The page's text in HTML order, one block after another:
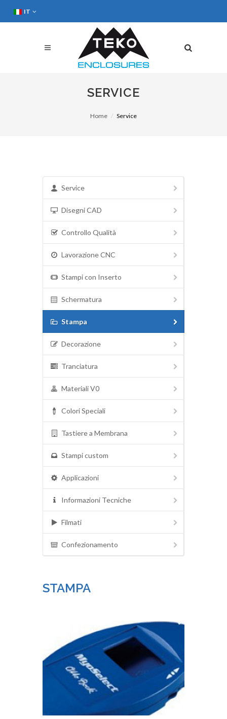
IT
SERVICE
Home Service
Service
Disegni CAD
Controllo Qualità
Lavorazione CNC
Stampi con Inserto
Schermatura
Stampa
Decorazione
Tranciatura
Materiali V0
Colori Speciali
Tastiere a Membrana
Stampi custom
Applicazioni
Informazioni Tecniche
Filmati
Confezionamento
STAMPA